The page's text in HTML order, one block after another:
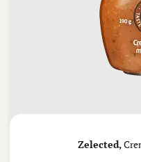
Zelected,